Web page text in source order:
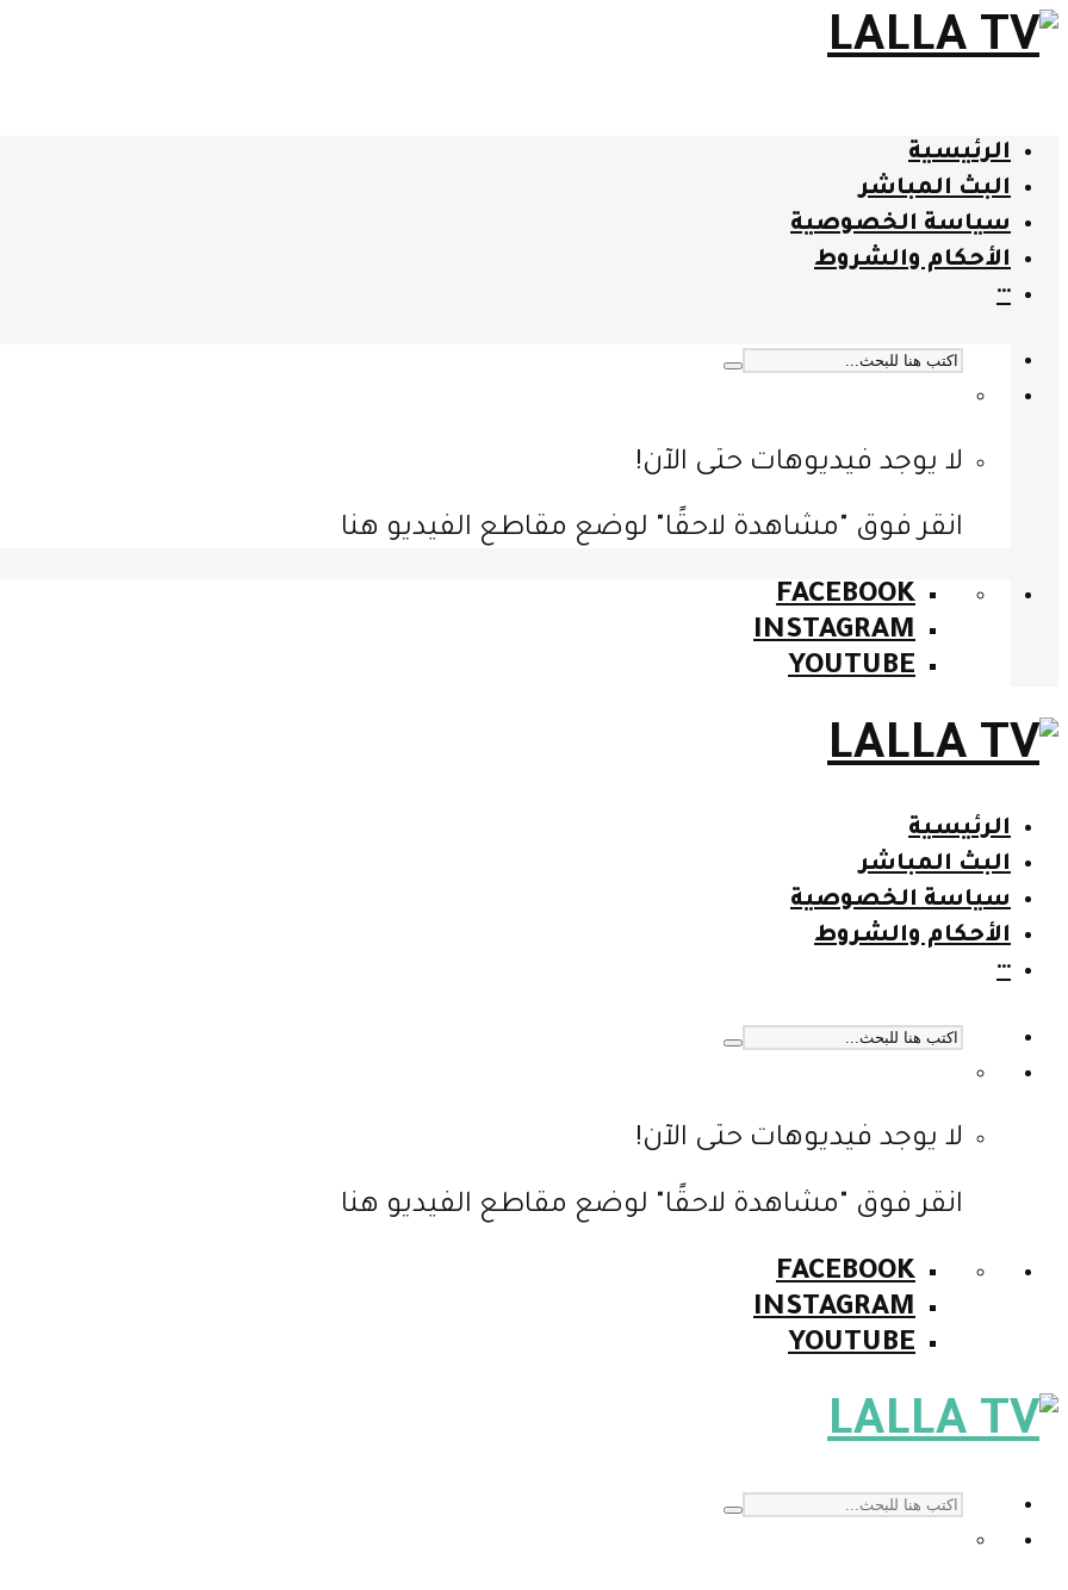
الرئيسية
البث المباشر
سياسة الخصوصية
الأحكام والشروط
···
لا يوجد فيديوهات حتى الآن!
انقر فوق "مشاهدة لاحقًا" لوضع مقاطع الفيديو هنا
FACEBOOK
INSTAGRAM
YOUTUBE
الرئيسية
البث المباشر
سياسة الخصوصية
الأحكام والشروط
···
لا يوجد فيديوهات حتى الآن!
انقر فوق "مشاهدة لاحقًا" لوضع مقاطع الفيديو هنا
FACEBOOK
INSTAGRAM
YOUTUBE